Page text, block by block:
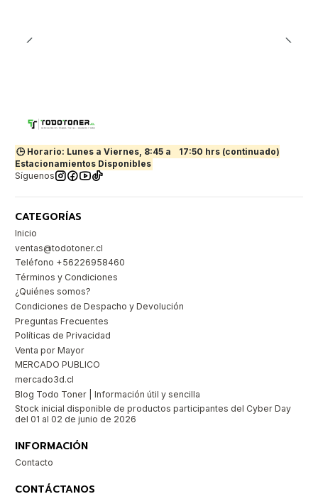
🕒 Horario: Lunes a Viernes, 8:45 a
17:50 hrs (continuado)
Estacionamientos Disponibles
Síguenos
CATEGORÍAS
Inicio
ventas@todotoner.cl
Teléfono +56226958460
Términos y Condiciones
¿Quiénes somos?
Condiciones de Despacho y Devolución
Preguntas Frecuentes
Políticas de Privacidad
Venta por Mayor
MERCADO PUBLICO
mercado3d.cl
Blog Todo Toner | Información útil y sencilla
Stock inicial disponible de productos participantes del Cyber Day
del 01 al 02 de junio de 2026
INFORMACIÓN
Contacto
CONTÁCTANOS